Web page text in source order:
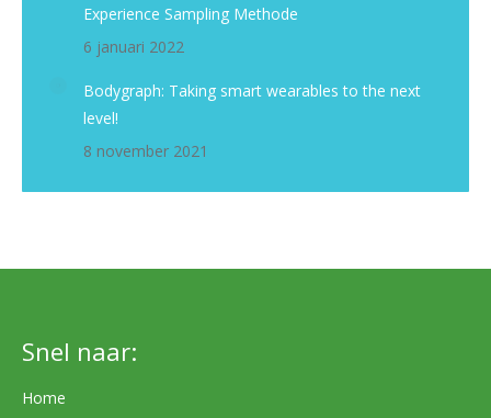
Experience Sampling Methode
6 januari 2022
Bodygraph: Taking smart wearables to the next
level!
8 november 2021
Snel naar:
Home